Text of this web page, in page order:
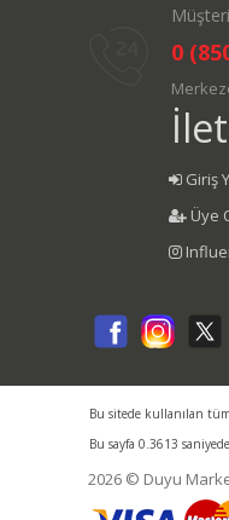
0
Giriş
Üye
Bu sitede kullanılan
Bu sayfa 0.3613
2026 © Duyu